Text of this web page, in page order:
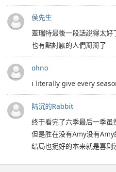
侯先生
蓋瑞特最後一段話說得太
也有點討厭的人們掰掰了
ohno
i literally give every
陆沉的Rabbit
终于看完了六季最后一季
但是胜在没有Amy没有
结局也挺好的本来就是喜